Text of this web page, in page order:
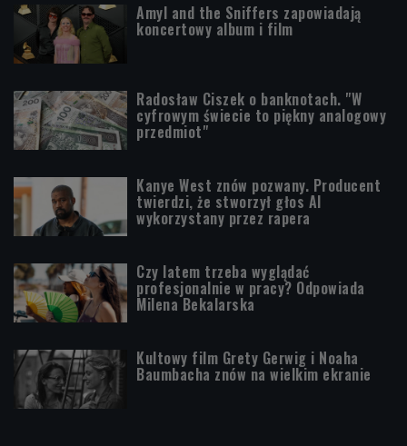
Amyl and the Sniffers zapowiadają
koncertowy album i film
Radosław Ciszek o banknotach. "W
cyfrowym świecie to piękny analogowy
przedmiot"
Kanye West znów pozwany. Producent
twierdzi, że stworzył głos AI
wykorzystany przez rapera
Czy latem trzeba wyglądać
profesjonalnie w pracy? Odpowiada
Milena Bekalarska
Kultowy film Grety Gerwig i Noaha
Baumbacha znów na wielkim ekranie